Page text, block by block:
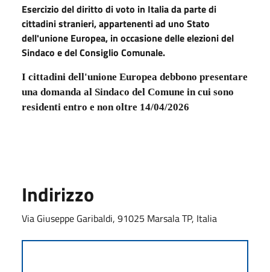
Esercizio del diritto di voto in Italia da parte di
cittadini stranieri, appartenenti ad uno Stato
dell'unione Europea, in occasione delle elezioni del
Sindaco e del Consiglio Comunale.
I cittadini dell'unione Europea debbono presentare
una domanda al Sindaco del Comune in cui sono
residenti entro e non oltre 14/04/2026
Indirizzo
Via Giuseppe Garibaldi, 91025 Marsala TP, Italia